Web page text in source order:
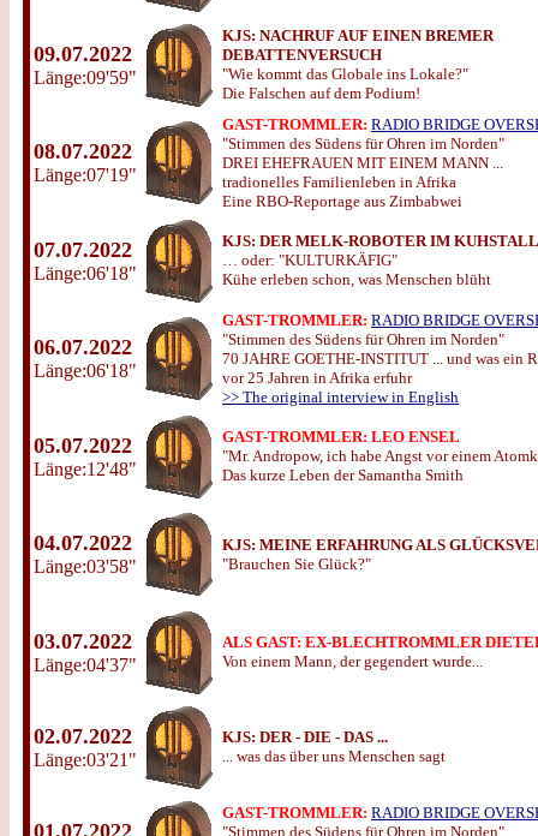
09.07.2022
Länge:09'59"
KJS: NACHRUF AUF EINEN BREMER
DEBATTENVERSUCH
"Wie kommt das Globale ins Lokale?"
Die Falschen auf dem Podium!
08.07.2022
Länge:07'19"
GAST-TROMMLER: RADIO BRIDGE
"Stimmen des Südens für Ohren im Norden"
DREI EHEFRAUEN MIT EINEM MANN ...
tradionelles Familienleben in Afrika
Eine RBO-Reportage aus Zimbabwei
07.07.2022
Länge:06'18"
KJS: DER MELK-ROBOTER IM KUHSTALL
… oder: "KULTURKÄFIG"
Kühe erleben schon, was Menschen blüht
06.07.2022
Länge:06'18"
GAST-TROMMLER: RADIO BRIDGE
"Stimmen des Südens für Ohren im Norden"
70 JAHRE GOETHE-INSTITUT ... und was ein
vor 25 Jahren in Afrika erfuhr
>> The original interview in English
05.07.2022
Länge:12'48"
GAST-TROMMLER: LEO ENSEL
"Mr. Andropow, ich habe Angst vor einem
Das kurze Leben der Samantha Smith
04.07.2022
Länge:03'58"
KJS: MEINE ERFAHRUNG ALS
"Brauchen Sie Glück?"
03.07.2022
Länge:04'37"
ALS GAST: EX-BLECHTROMMLER
Von einem Mann, der gegendert wurde...
02.07.2022
Länge:03'21"
KJS: DER - DIE - DAS ...
... was das über uns Menschen sagt
01.07.2022
GAST-TROMMLER: RADIO BRIDGE
"Stimmen des Südens für Ohren im Norden"